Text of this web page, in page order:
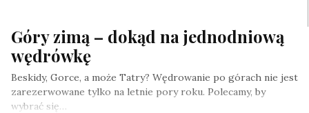
Góry zimą – dokąd na jednodniową
wędrówkę
Beskidy, Gorce, a może Tatry? Wędrowanie po górach nie jest
zarezerwowane tylko na letnie pory roku. Polecamy, by
wybrać się…